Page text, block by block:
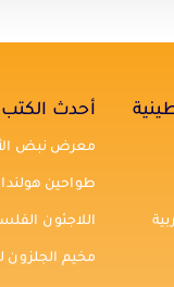
أحدث
معرض نبض
طواحين
اللاجئون
مخيم الجلزون